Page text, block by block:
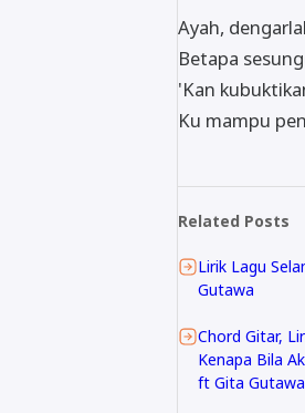
Ayah,
Betapa
'Kan
Ku mampu
Related Posts
Lirik Lagu
Gutawa
Chord Gitar,
Kenapa Bila
ft Gita Gutawa